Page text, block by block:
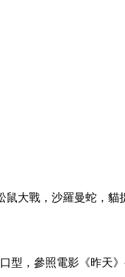
大戰，沙羅曼蛇，
型，參照電影《昨天